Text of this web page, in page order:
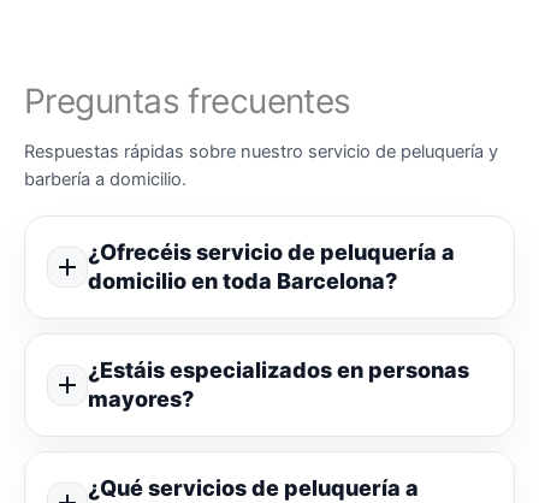
Preguntas frecuentes
Respuestas rápidas sobre nuestro servicio de peluquería y
barbería a domicilio.
¿Ofrecéis servicio de peluquería a
domicilio en toda Barcelona?
¿Estáis especializados en personas
mayores?
¿Qué servicios de peluquería a